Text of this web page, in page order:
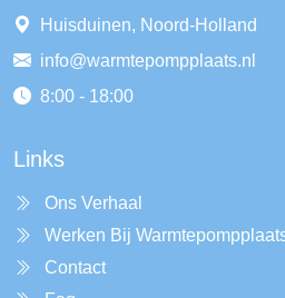
Huisduinen, Noord-Holland
info@warmtepompplaats.nl
8:00 - 18:00
Links
Ons Verhaal
Werken Bij
Contact